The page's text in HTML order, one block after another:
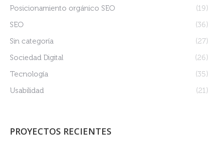
Posicionamiento orgánico SEO
(19)
SEO
(36)
Sin categoría
(27)
Sociedad Digital
(26)
Tecnología
(35)
Usabilidad
(21)
PROYECTOS RECIENTES